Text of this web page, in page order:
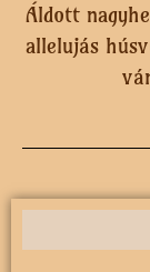
Áldott
allelujás